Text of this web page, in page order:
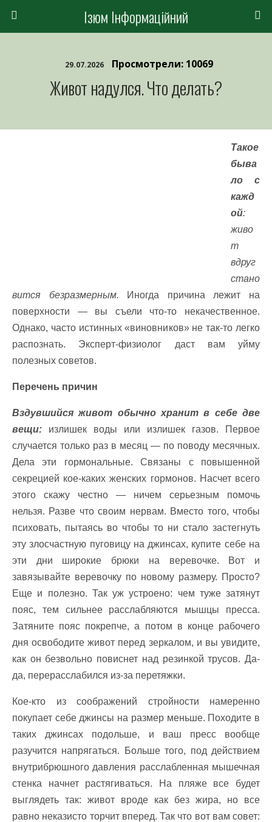
Ізюм Інформаційний
29.07.2026 Просмотрели: 10069
Живот надулся. Что делать?
Такое
быва
ло с
кажд
ой:
живо
т
вдруг
стано
вится безразмерным. Иногда причина лежит на
поверхности — вы съели что-то некачественное.
Однако, часто истинных «виновников» не так-то легко
распознать. Эксперт-физиолог даст вам уйму
полезных советов.
Перечень причин
Вздувшийся живот обычно хранит в себе две
вещи: излишек воды или излишек газов. Первое
случается только раз в месяц — по поводу месячных.
Дела эти гормональные. Связаны с повышенной
секрецией кое-каких женских гормонов. Насчет всего
этого скажу честно — ничем серьезным помочь
нельзя. Разве что своим нервам. Вместо того, чтобы
психовать, пытаясь во чтобы то ни стало застегнуть
эту злосчастную пуговицу на джинсах, купите себе на
эти дни широкие брюки на веревочке. Вот и
завязывайте веревочку по новому размеру. Просто?
Еще и полезно. Так уж устроено: чем туже затянут
пояс, тем сильнее расслабляются мышцы пресса.
Затяните пояс покрепче, а потом в конце рабочего
дня освободите живот перед зеркалом, и вы увидите,
как он безвольно повиснет над резинкой трусов. Да-
да, перерасслабился из-за перетяжки.
Кое-кто из соображений стройности намеренно
покупает себе джинсы на размер меньше. Походите в
таких джинсах подольше, и ваш пресс вообще
разучится напрягаться. Больше того, под действием
внутрибрюшного давления расслабленная мышечная
стенка начнет растягиваться. На пляже все будет
выглядеть так: живот вроде как без жира, но все
равно неказисто торчит вперед. Так что вот вам совет: